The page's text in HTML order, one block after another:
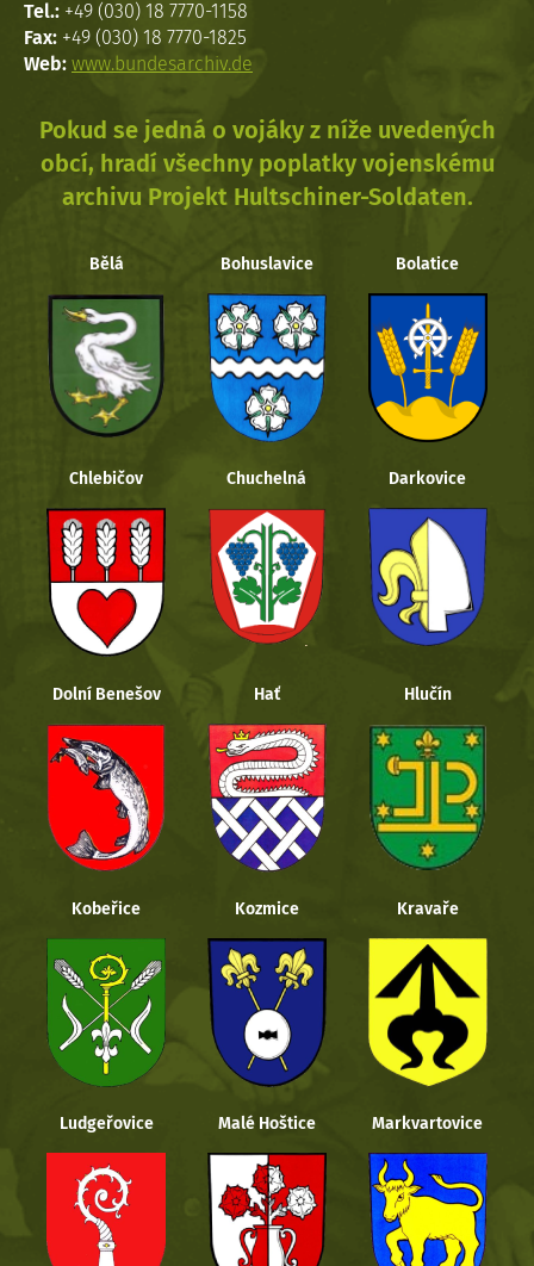
Tel.: +49 (030) 18 7770-1158
Fax: +49 (030) 18 7770-1825
Web: www.bundesarchiv.de
Pokud se jedná o vojáky z níže uvedených
obcí, hradí všechny poplatky vojenskému
archivu Projekt Hultschiner-Soldaten.
Bělá Bohuslavice Bolatice
Chlebičov Chuchelná Darkovice
Dolní Benešov Hať Hlučín
Kobeřice Kozmice Kravaře
Ludgeřovice Malé Hoštice Markvartovice